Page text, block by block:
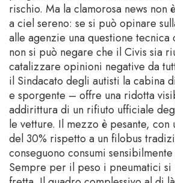
rischio. Ma la clamorosa news non
a ciel sereno: se si può opinare
alle agenzie una questione tecnica
non si può negare che il Civis sia
catalizzare opinioni negative da
il Sindacato degli autisti la cabina
e sporgente – offre una ridotta
addirittura di un rifiuto ufficiale
le vetture. Il mezzo è pesante, con
del 30% rispetto a un filobus
conseguono consumi
Sempre per il peso i pneumatici si